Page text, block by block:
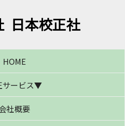
日本校正社
HOME
サービス▼
ービス概要
き取り校正
張校正
金体系
社概要